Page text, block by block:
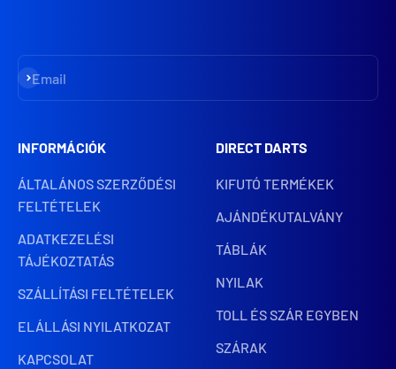
Email
Iratkozz fel
INFORMÁCIÓK
ÁLTALÁNOS SZERZŐDÉSI
FELTÉTELEK
ADATKEZELÉSI
TÁJÉKOZTATÁS
SZÁLLÍTÁSI FELTÉTELEK
ELÁLLÁSI NYILATKOZAT
KAPCSOLAT
DIRECT DARTS
KIFUTÓ TERMÉKEK
AJÁNDÉKUTALVÁNY
TÁBLÁK
NYILAK
TOLL ÉS SZÁR EGYBEN
SZÁRAK